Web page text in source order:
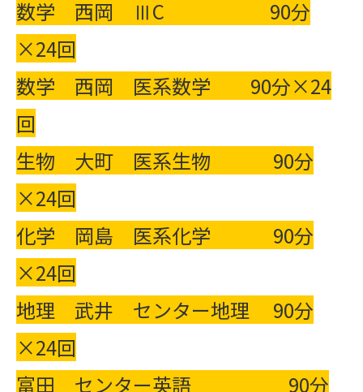
数学 西岡 ⅢC 90分
×24回
数学 西岡 医系数学 90分×24
回
生物 大町 医系生物 90分
×24回
化学 岡島 医系化学 90分
×24回
地理 武井 センター地理 90分
×24回
富田 センター英語 90分